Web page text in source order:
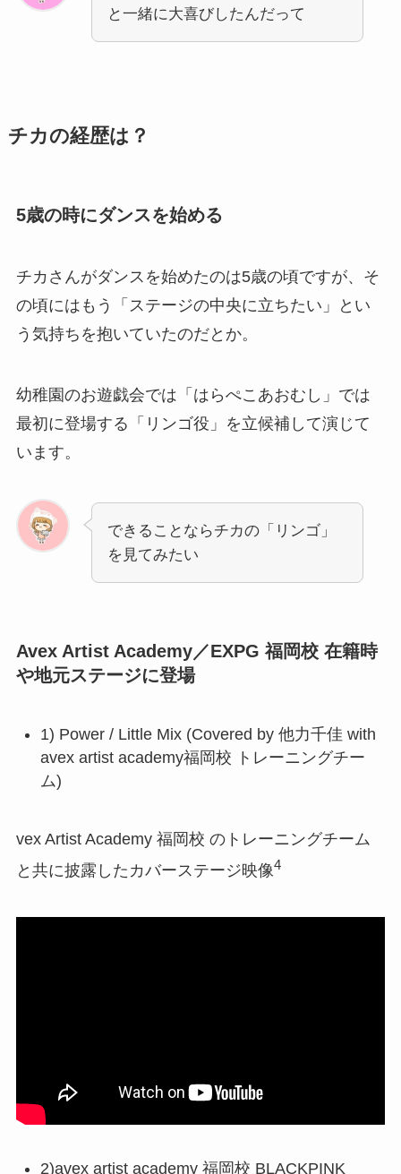
と一緒に大喜びしたんだって
チカの経歴は？
5歳の時にダンスを始める
チカさんがダンスを始めたのは5歳の頃ですが、そ
の頃にはもう「ステージの中央に立ちたい」とい
う気持ちを抱いていたのだとか。
幼稚園のお遊戯会では「はらぺこあおむし」では
最初に登場する「リンゴ役」を立候補して演じて
います。
できることならチカの「リンゴ」
を見てみたい
Avex Artist Academy／EXPG 福岡校 在籍時
や地元ステージに登場
1) Power / Little Mix (Covered by 他力千佳 with
avex artist academy福岡校 トレーニングチー
ム)
vex Artist Academy 福岡校 のトレーニングチーム
と共に披露したカバーステージ映像4
2)avex artist academy 福岡校 BLACKPINK